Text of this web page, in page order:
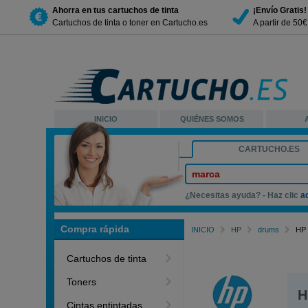
Ahorra en tus cartuchos de tinta
Cartuchos de tinta o toner en Cartucho.es
¡Envío Gratis!
A partir de
INICIO QUIÉNES SOMOS
CARTUCHO.ES
marca
¿Necesitas ayuda? - Haz clic
Compra rápida
Cartuchos de tinta
Toners
Cintas entintadas
INICIO HP drums HP